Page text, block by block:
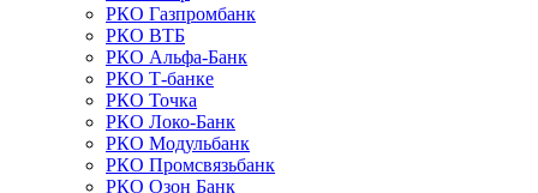
РКО Газпромбанк
РКО ВТБ
РКО Альфа-Банк
РКО Т-банке
РКО Точка
РКО Локо-Банк
РКО Модульбанк
РКО Промсвязьбанк
РКО Озон Банк